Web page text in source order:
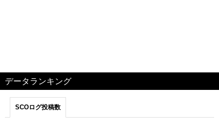
データランキング
SCOログ投稿数